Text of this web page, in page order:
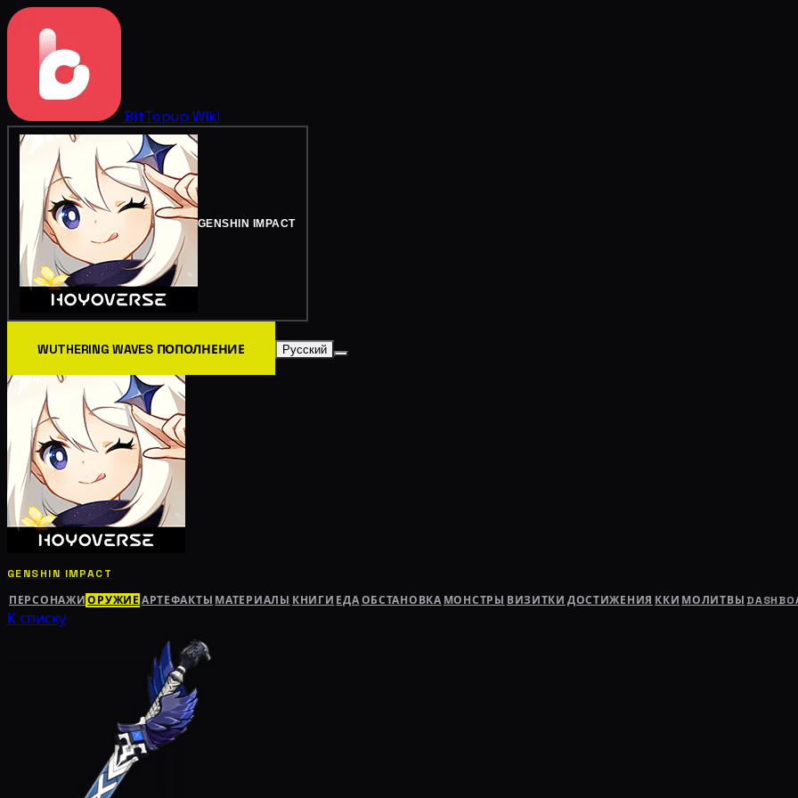
BitTopup Wiki
GENSHIN IMPACT
WUTHERING WAVES ПОПОЛНЕНИЕ Русский
GENSHIN IMPACT
ПЕРСОНАЖИ ОРУЖИЕ АРТЕФАКТЫ МАТЕРИАЛЫ КНИГИ ЕДАОБСТАНОВКА МОНСТРЫ ВИЗИТКИ ДОСТИЖЕНИЯ ККИ МОЛИТВЫ
К списку